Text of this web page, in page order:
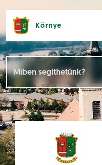
Környe
Hírek [
Események []
Dokumentumok []